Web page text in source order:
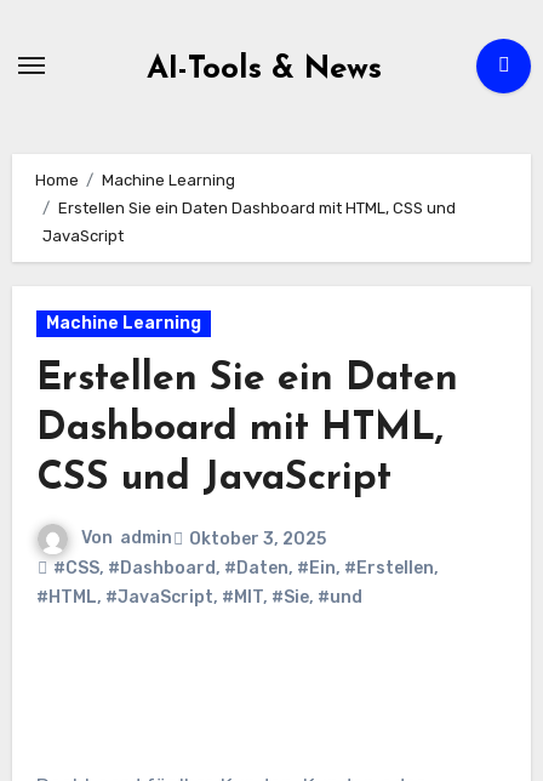
AI-Tools & News
Home
Machine Learning
Erstellen Sie ein Daten Dashboard mit HTML, CSS und
JavaScript
Machine Learning
Erstellen Sie ein Daten
Dashboard mit HTML,
CSS und JavaScript
Von admin
Oktober 3, 2025
#CSS, #Dashboard, #Daten, #Ein, #Erstellen,
#HTML, #JavaScript, #MIT, #Sie, #und